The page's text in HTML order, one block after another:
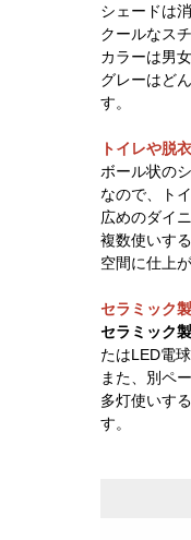
シェードは
クールなス
カラーは男
グレーはど
す。
トイレや脱
ボール状の
なので、ト
広めのダイ
複数使いす
空間に仕上
セラミック
セラミック製
たはLED電
また、別ペ
多灯使いす
す。